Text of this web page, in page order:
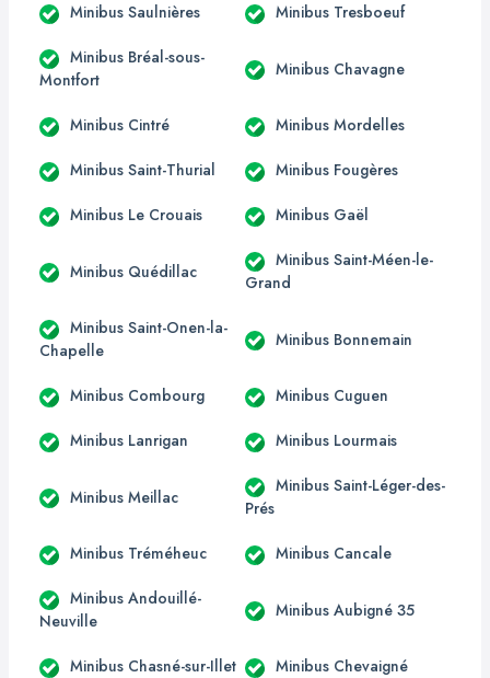
Minibus Saulnières Minibus Tresboeuf
Minibus Bréal-sous-
Montfort
Minibus Chavagne
Minibus Cintré Minibus Mordelles
Minibus Saint-Thurial Minibus Fougères
Minibus Le Crouais Minibus Gaël
Minibus Quédillac
Minibus Saint-Méen-le-
Grand
Minibus Saint-Onen-la-
Chapelle
Minibus Bonnemain
Minibus Combourg Minibus Cuguen
Minibus Lanrigan Minibus Lourmais
Minibus Meillac
Minibus Saint-Léger-des-
Prés
Minibus Tréméheuc Minibus Cancale
Minibus Andouillé-
Neuville
Minibus Aubigné 35
Minibus Chasné-sur-Illet Minibus Chevaigné